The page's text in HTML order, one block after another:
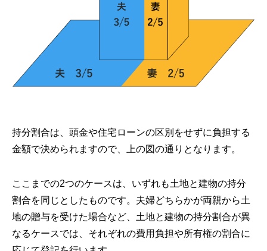
持分割合は、頭金や住宅ローンの区別をせずに負担する
金額で決められますので、上の図の通りとなります。
ここまでの2つのケースは、いずれも土地と建物の持分
割合を同じとしたものです。夫婦どちらかが両親から土
地の贈与を受けた場合など、土地と建物の持分割合が異
なるケースでは、それぞれの費用負担や所有権の割合に